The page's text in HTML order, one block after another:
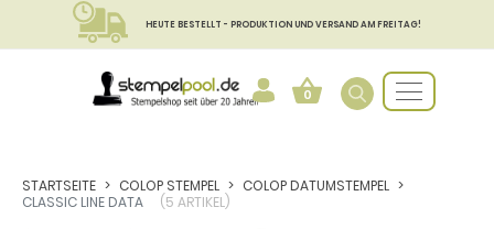
HEUTE BESTELLT - PRODUKTION UND VERSAND AM FREITAG!
0
STARTSEITE COLOP STEMPEL
COLOP DATUMSTEMPEL
CLASSIC LINE DATA
(5 ARTIKEL)